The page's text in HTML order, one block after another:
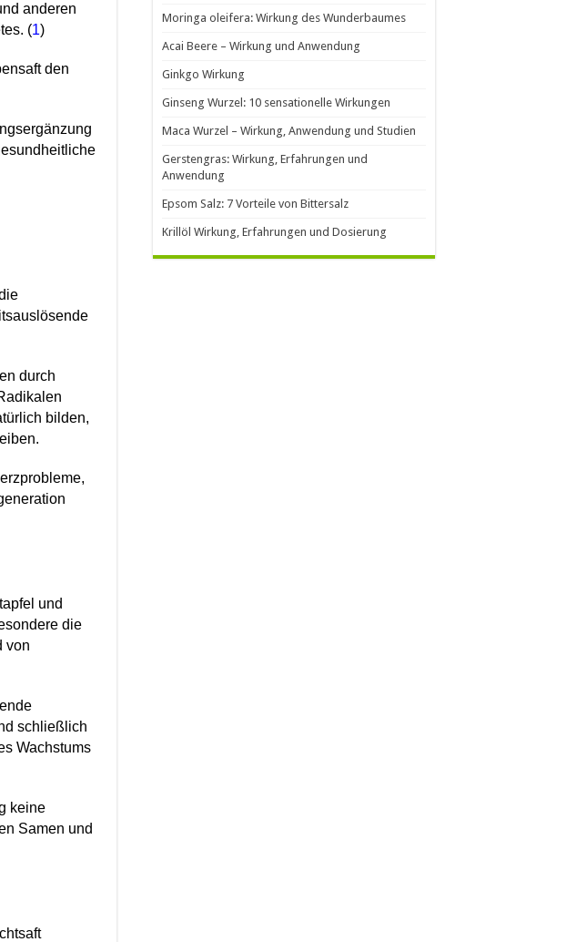
anderen
(1)
den
durch
bilden,
und
die
von
schließlich
Wachstums
keine
Samen und
Moringa oleifera: Wirkung des Wunderbaumes
Acai Beere – Wirkung und Anwendung
Ginkgo Wirkung
Ginseng Wurzel: 10 sensationelle Wirkungen
Maca Wurzel – Wirkung, Anwendung und Studien
Gerstengras: Wirkung, Erfahrungen und
Anwendung
Epsom Salz: 7 Vorteile von Bittersalz
Krillöl Wirkung, Erfahrungen und Dosierung